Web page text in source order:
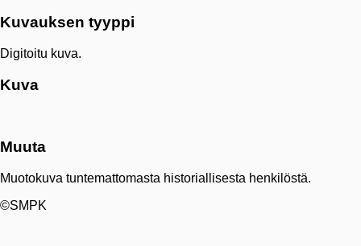
Kuvauksen tyyppi
Digitoitu kuva.
Kuva
Muuta
Muotokuva tuntemattomasta historiallisesta henkilöstä.
©SMPK